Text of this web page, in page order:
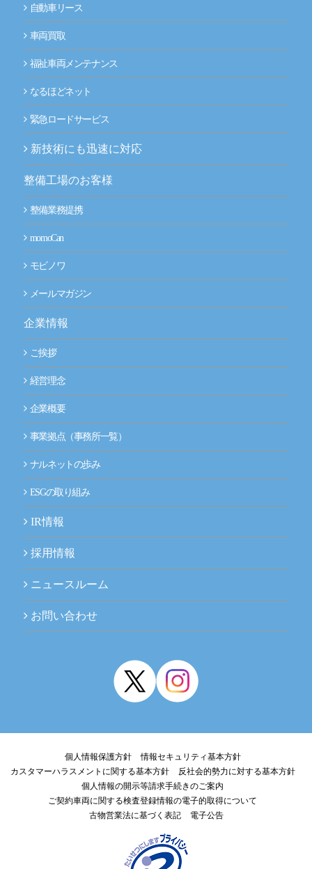
自動車リース
車両買取
福祉車両メンテナンス
なるほどネット
緊急ロードサービス
新技術にも迅速に対応
整備工場のお客様
整備業務提携
momoCan
モビノワ
メールマガジン
企業情報
ご挨拶
経営理念
企業概要
事業拠点（事務所一覧）
ナルネットの歩み
ESGの取り組み
IR情報
採用情報
ニュースルーム
お問い合わせ
個人情報保護方針
情報セキュリティ基本方針
カスタマーハラスメントに関する基本方針
反社会的勢力に対する基本方針
個人情報の開示等請求手続きのご案内
ご契約車両に関する検査登録情報の電子的取得について
古物営業法に基づく表記
電子公告
ESGの取り組み
IR情報
採用情報
ニュースルーム
お問い合わせ
CLOSE